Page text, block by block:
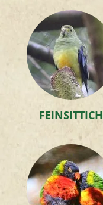
FEINSITTICH